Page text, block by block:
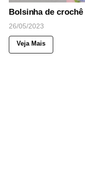
Bolsinha de
26/05/2023
Veja Mais